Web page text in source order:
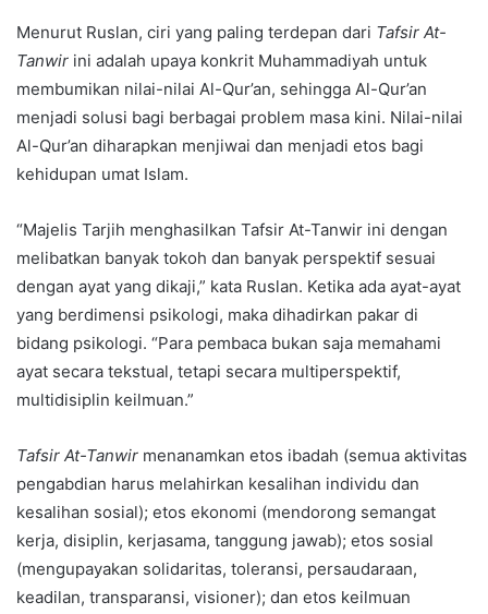
Menurut Ruslan, ciri yang paling terdepan dari Tafsir At-
Tanwir ini adalah upaya konkrit Muhammadiyah untuk
membumikan nilai-nilai Al-Qur’an, sehingga Al-Qur’an
menjadi solusi bagi berbagai problem masa kini. Nilai-nilai
Al-Qur’an diharapkan menjiwai dan menjadi etos bagi
kehidupan umat Islam.
“Majelis Tarjih menghasilkan Tafsir At-Tanwir ini dengan
melibatkan banyak tokoh dan banyak perspektif sesuai
dengan ayat yang dikaji,” kata Ruslan. Ketika ada ayat-ayat
yang berdimensi psikologi, maka dihadirkan pakar di
bidang psikologi. “Para pembaca bukan saja memahami
ayat secara tekstual, tetapi secara multiperspektif,
multidisiplin keilmuan.”
Tafsir At-Tanwir menanamkan etos ibadah (semua aktivitas
pengabdian harus melahirkan kesalihan individu dan
kesalihan sosial); etos ekonomi (mendorong semangat
kerja, disiplin, kerjasama, tanggung jawab); etos sosial
(mengupayakan solidaritas, toleransi, persaudaraan,
keadilan, transparansi, visioner); dan etos keilmuan